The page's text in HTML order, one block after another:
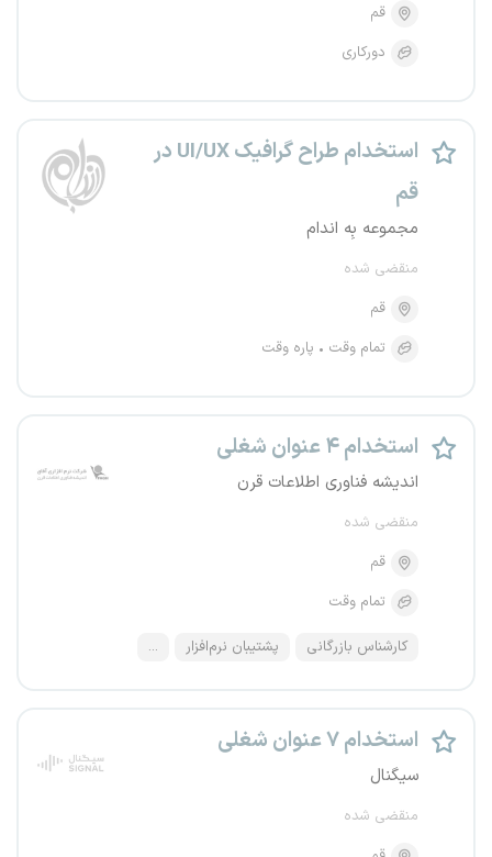
قم
دورکاری
استخدام طراح گرافیک UI/UX در
قم
مجموعه بِه اندام
منقضی شده
قم
تمام وقت
پاره وقت
استخدام ۴ عنوان شغلی
اندیشه فناوری اطلاعات قرن
منقضی شده
قم
تمام وقت
کارشناس بازرگانی پشتیبان نرم‌افزار ...
استخدام ۷ عنوان شغلی
سیگنال
منقضی شده